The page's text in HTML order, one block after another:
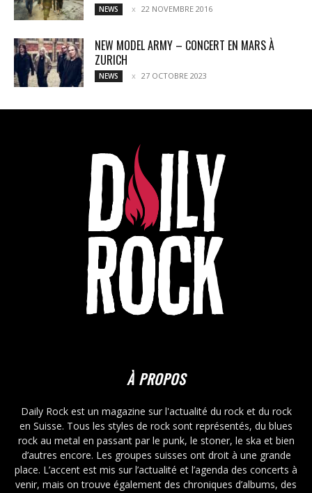
NEWS 22 NOVEMBRE 2016
NEW MODEL ARMY – CONCERT EN MARS À
ZURICH
NEWS 27 OCTOBRE 2023
À PROPOS
Daily Rock est un magazine sur l'actualité du rock et du rock
en Suisse. Tous les styles de rock sont représentés, du blues
rock au metal en passant par le punk, le stoner, le ska et bien
d’autres encore. Les groupes suisses ont droit à une grande
place. L’accent est mis sur l’actualité et l’agenda des concerts à
venir, mais on trouve également des chroniques d’albums, des